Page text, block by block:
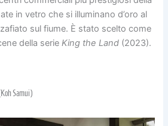
in vetro che si illuminano d’oro al
sul fiume. È stato scelto come
della serieKing the Land (2023).
Samui)